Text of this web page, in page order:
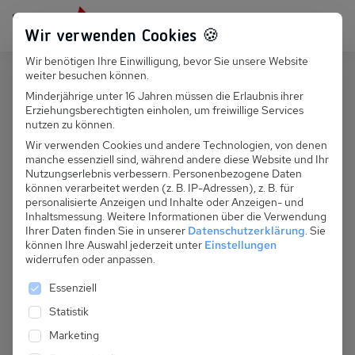
Persönlich für dich da: +49 251 899 050
Suchfeld
Suchen
F 010.007 - Chalet Les Gernes
Wir verwenden Cookies 🍪
Wir benötigen Ihre Einwilligung, bevor Sie unsere Website
weiter besuchen können.
Minderjährige unter 16 Jahren müssen die Erlaubnis ihrer
Erziehungsberechtigten einholen, um freiwillige Services
nutzen zu können.
Wir verwenden Cookies und andere Technologien, von denen
manche essenziell sind, während andere diese Website und Ihr
Nutzungserlebnis verbessern. Personenbezogene Daten
können verarbeitet werden (z. B. IP-Adressen), z. B. für
personalisierte Anzeigen und Inhalte oder Anzeigen- und
Inhaltsmessung. Weitere Informationen über die Verwendung
Ihrer Daten finden Sie in unserer Datenschutzerklärung. Sie
können Ihre Auswahl jederzeit unter Einstellungen
widerrufen oder anpassen.
Es folgt eine Liste der Service-Gruppen, für die
Essenziell
Statistik
Marketing